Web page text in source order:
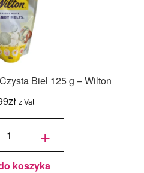
Biel 125 g – Wilton
zł z Vat
+
koszyka